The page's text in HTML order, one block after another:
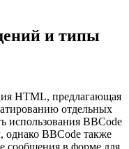
и типы
HTML, предлагающая
отдельных
использования BBCode
однако BBCode также
сообщения в форме для